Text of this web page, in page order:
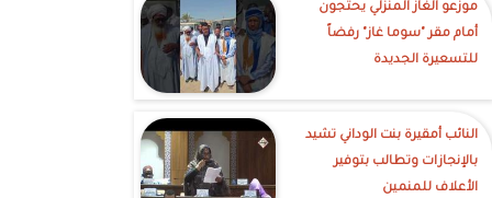
موزعو الغاز المنزلي يحتجون
أمام مقر "سوما غاز" رفضاً
للتسعيرة الجديدة
النائب أمقيرة بنت الوداني تشيد
بالإنجازات وتطالب بتوفير
الأعلاف للمنمين